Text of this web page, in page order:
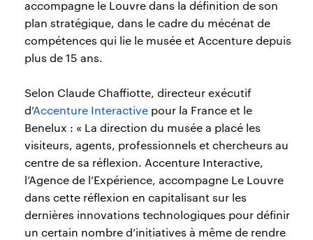
accompagne le Louvre dans la définition de son
plan stratégique, dans le cadre du mécénat de
compétences qui lie le musée et Accenture depuis
plus de 15 ans.
Selon Claude Chaffiotte, directeur exécutif
d’Accenture Interactive pour la France et le
Benelux : « La direction du musée a placé les
visiteurs, agents, professionnels et chercheurs au
centre de sa réflexion. Accenture Interactive,
l’Agence de l’Expérience, accompagne Le Louvre
dans cette réflexion en capitalisant sur les
dernières innovations technologiques pour définir
un certain nombre d’initiatives à même de rendre